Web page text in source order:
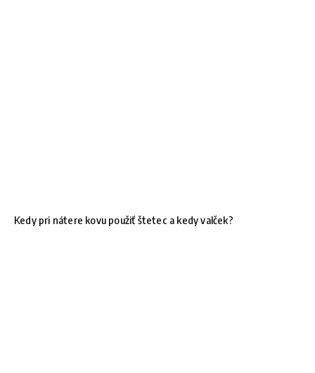
Kedy pri nátere kovu použiť štetec a kedy valček?